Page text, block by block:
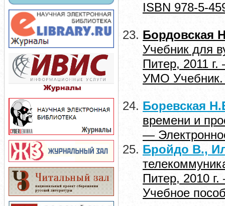
ISBN 978-5-
Бордовская
Учебник для
Питер, 2011
УМО Учебник.
Боревская
времени и
—
Бройдо В.,
Питер, 2010
Учебное